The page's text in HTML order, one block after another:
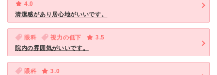
4.0
清潔感があり居心地がいいです。
眼科 視力の低下
3.5
院内の雰囲気がいいです。
眼科
3.0